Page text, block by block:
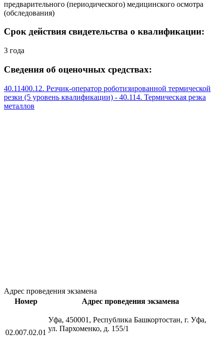
предварительного (периодического) медицинского осмотра
(обследования)
Срок действия свидетельства о квалификации:
3 года
Сведения об оценочных средствах:
40.11400.12. Резчик-оператор роботизированной термической
резки (5 уровень квалификации) - 40.114. Термическая резка
металлов
Адрес проведения экзамена
Номер
Адрес проведения экзамена
02.007.02.01
Уфа, 450001, Республика Башкортостан, г. Уфа,
ул. Пархоменко, д. 155/1